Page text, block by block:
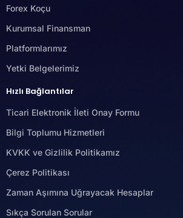
Forex Koçu
Kurumsal Finansman
Platformlarımız
Yetki Belgelerimiz
Hızlı Bağlantılar
Ticari Elektronik İleti Onay Formu
Bilgi Toplumu Hizmetleri
KVKK ve Gizlilik Politikamız
Çerez Politikası
Zaman Aşımına Uğrayacak Hesaplar
Sıkça Sorulan Sorular